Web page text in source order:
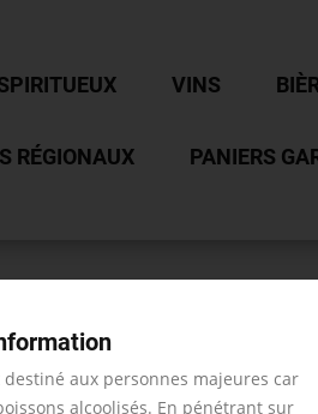
VINS
RÉGIONAUX PANIERS
aux personnes majeures car
alcoolisés. En pénétrant sur